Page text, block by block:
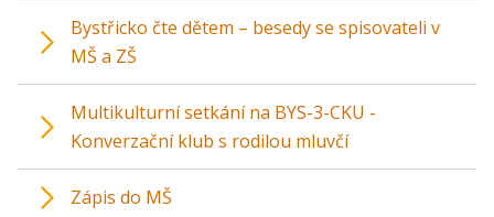
Bystřicko čte dětem – besedy se spisovateli v
MŠ a ZŠ
Multikulturní setkání na BYS-3-CKU -
Konverzační klub s rodilou mluvčí
Zápis do MŠ